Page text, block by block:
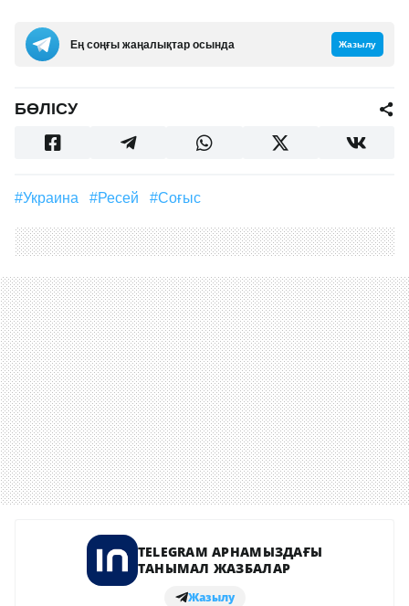
Ең соңғы жаңалықтар осында Жазылу
БӨЛІСУ
#Украина #Ресей #соғыс